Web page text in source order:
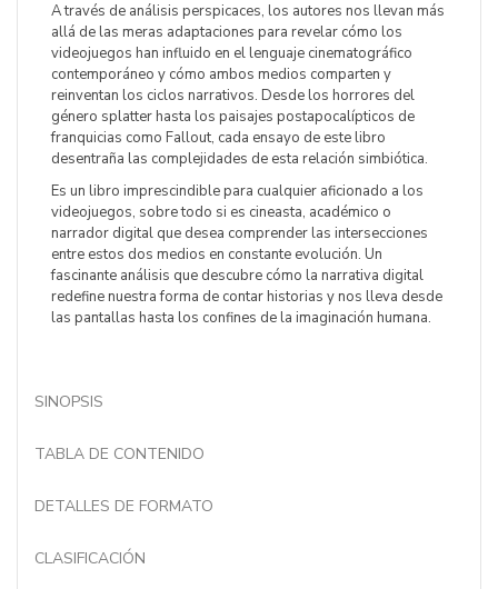
A través de análisis perspicaces, los autores nos llevan más
allá de las meras adaptaciones para revelar cómo los
videojuegos han influido en el lenguaje cinematográfico
contemporáneo y cómo ambos medios comparten y
reinventan los ciclos narrativos. Desde los horrores del
género splatter hasta los paisajes postapocalípticos de
franquicias como Fallout, cada ensayo de este libro
desentraña las complejidades de esta relación simbiótica.
Es un libro imprescindible para cualquier aficionado a los
videojuegos, sobre todo si es cineasta, académico o
narrador digital que desea comprender las intersecciones
entre estos dos medios en constante evolución. Un
fascinante análisis que descubre cómo la narrativa digital
redefine nuestra forma de contar historias y nos lleva desde
las pantallas hasta los confines de la imaginación humana.
SINOPSIS
TABLA DE CONTENIDO
DETALLES DE FORMATO
CLASIFICACIÓN